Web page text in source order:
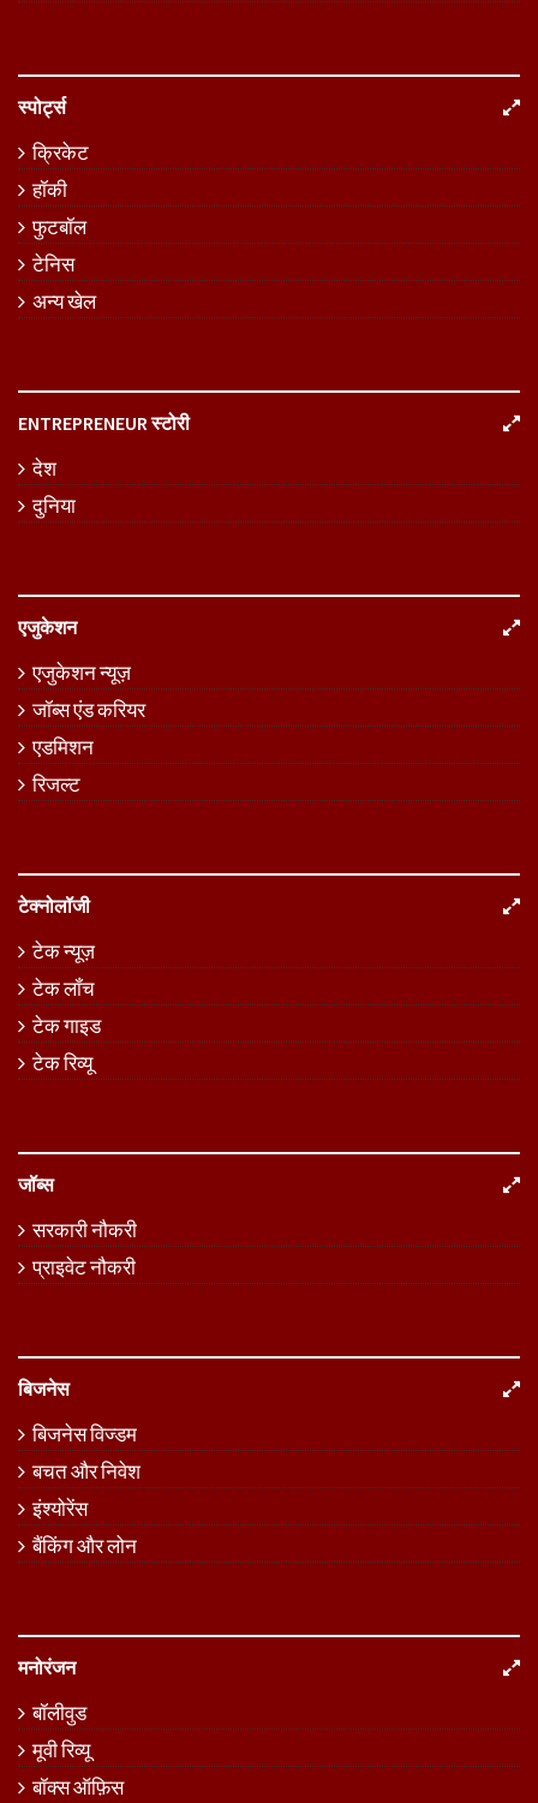
स्पोर्ट्स
क्रिकेट
हॉकी
फुटबॉल
टेनिस
अन्य खेल
ENTREPRENEUR स्टोरी
देश
दुनिया
एजुकेशन
एजुकेशन न्यूज़
जॉब्स एंड करियर
एडमिशन
रिजल्ट
टेक्नोलॉजी
टेक न्यूज़
टेक लॉंच
टेक गाइड
टेक रिव्यू
जॉब्स
सरकारी नौकरी
प्राइवेट नौकरी
बिजनेस
बिजनेस विज्डम
बचत और निवेश
इंश्योरेंस
बैंकिंग और लोन
मनोरंजन
बॉलीवुड
मूवी रिव्यू
बॉक्स ऑफ़िस